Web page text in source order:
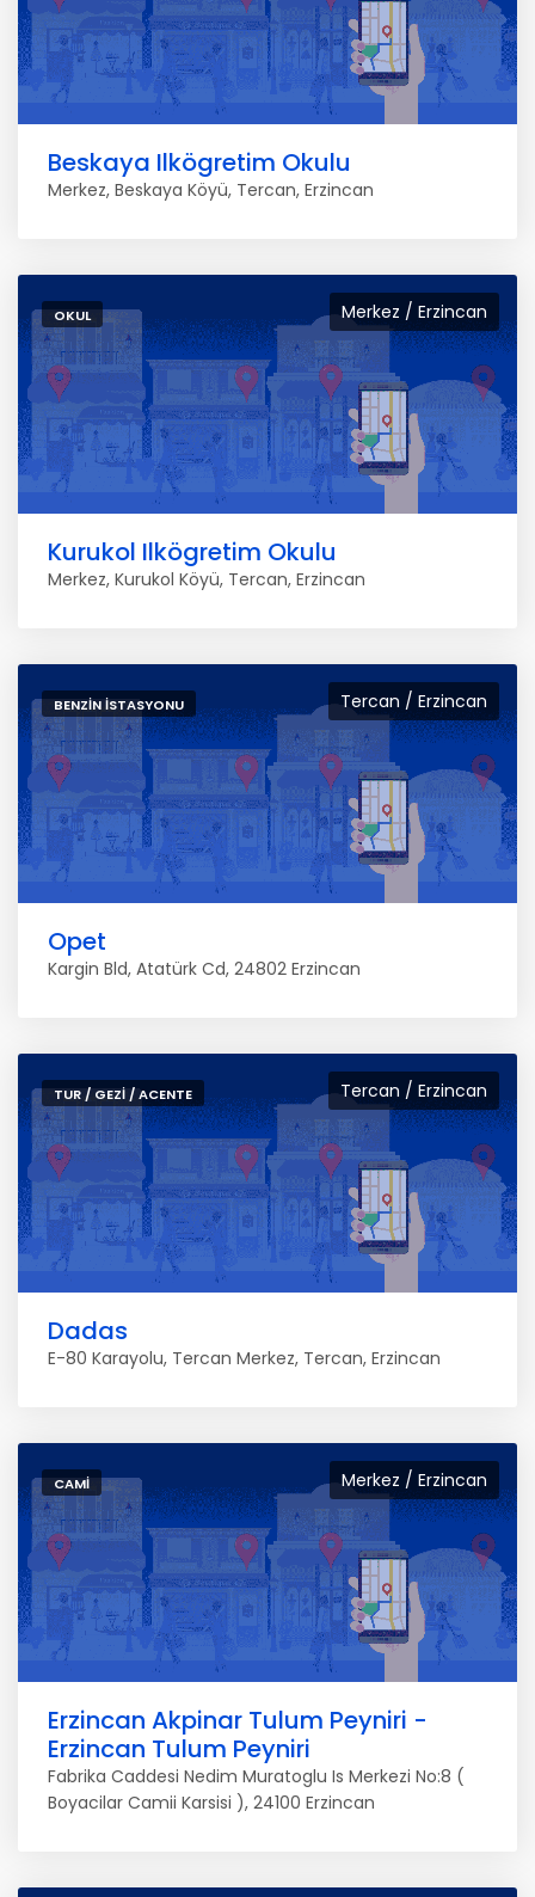
Beskaya Ilkögretim Okulu
Merkez, Beskaya Köyü, Tercan, Erzincan
Merkez / Erzincan
OKUL
Kurukol Ilkögretim Okulu
Merkez, Kurukol Köyü, Tercan, Erzincan
Tercan / Erzincan
BENZIN İSTASYONU
Opet
Kargin Bld, Atatürk Cd, 24802 Erzincan
Tercan / Erzincan
TUR / GEZI / ACENTE
Dadas
E-80 Karayolu, Tercan Merkez, Tercan, Erzincan
Merkez / Erzincan
CAMI
Erzincan Akpinar Tulum Peyniri -
Erzincan Tulum Peyniri
Fabrika Caddesi Nedim Muratoglu Is Merkezi No:8 (
Boyacilar Camii Karsisi ), 24100 Erzincan